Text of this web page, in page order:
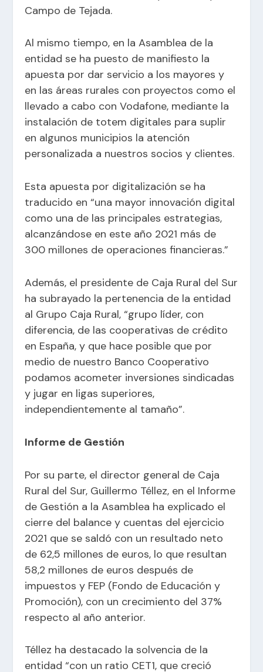
Campo de Tejada.
Al mismo tiempo, en la Asamblea de la
entidad se ha puesto de manifiesto la
apuesta por dar servicio a los mayores y
en las áreas rurales con proyectos como el
llevado a cabo con Vodafone, mediante la
instalación de totem digitales para suplir
en algunos municipios la atención
personalizada a nuestros socios y clientes.
Esta apuesta por digitalización se ha
traducido en “una mayor innovación digital
como una de las principales estrategias,
alcanzándose en este año 2021 más de
300 millones de operaciones financieras.”
Además, el presidente de Caja Rural del Sur
ha subrayado la pertenencia de la entidad
al Grupo Caja Rural, “grupo líder, con
diferencia, de las cooperativas de crédito
en España, y que hace posible que por
medio de nuestro Banco Cooperativo
podamos acometer inversiones sindicadas
y jugar en ligas superiores,
independientemente al tamaño”.
Informe de Gestión
Por su parte, el director general de Caja
Rural del Sur, Guillermo Téllez, en el Informe
de Gestión a la Asamblea ha explicado el
cierre del balance y cuentas del ejercicio
2021 que se saldó con un resultado neto
de 62,5 millones de euros, lo que resultan
58,2 millones de euros después de
impuestos y FEP (Fondo de Educación y
Promoción), con un crecimiento del 37%
respecto al año anterior.
Téllez ha destacado la solvencia de la
entidad “con un ratio CET1, que creció